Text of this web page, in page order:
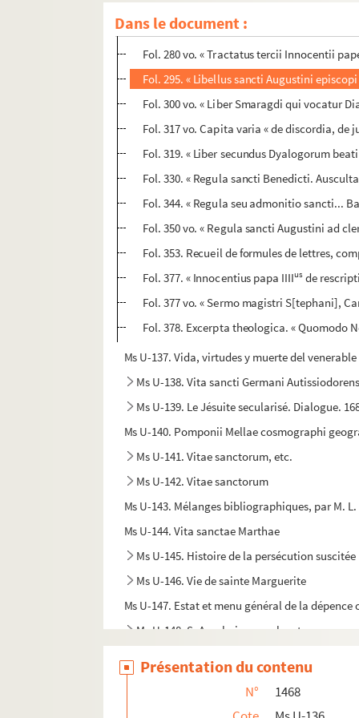
Dans le document :
Fol. 232. « Diversi tractatus magistri
Fol. 275 vo. « Tractatus magistri Hugonis
Fol. 280 vo. « Tractatus tercii Innocentii
Fol. 295. « Libellus sancti Augustini
Fol. 300 vo. « Liber Smaragdi qui vocatur
Fol. 317 vo. Capita varia « de discordia,
Fol. 319. « Liber secundus Dyalogorum
Fol. 330. « Regula sancti Benedicti.
Fol. 344. « Regula seu admonitio sancti...
Fol. 350 vo. « Regula sancti Augustini ad
Fol. 353. Recueil de formules de lettres,
Fol. 377. « Innocentius papa IIIIus de
Fol. 377 vo. « Sermo magistri S[tephani],
Fol. 378. Excerpta theologica. «
Ms U-137. Vida, virtudes y muerte del
Ms U-138. Vita sancti Germani
Ms U-139. Le Jésuite secularisé. Dialogue.
Ms U-140. Pomponii Mellae cosmographi
Ms U-141. Vitae sanctorum, etc.
Ms U-142. Vitae sanctorum
Ms U-143. Mélanges bibliographiques, par M.
Ms U-144. Vita sanctae Marthae
Ms U-145. Histoire de la persécution
Ms U-146. Vie de sainte Marguerite
Ms U-147. Estat et menu général de la
Ms U-148. S. Anselmi opuscula, etc.
Ms U-150. Abrégé de l'histoire de France
Présentation du contenu
N°
1468